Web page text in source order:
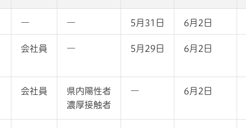
― ― 5月31日 6月2日
会社員 ― 5月29日 6月2日
会社員
県内陽性者
濃厚接触者
― 6月2日